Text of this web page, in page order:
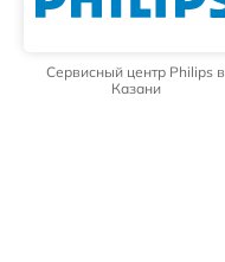
Сервисный центр Philips в
Казани